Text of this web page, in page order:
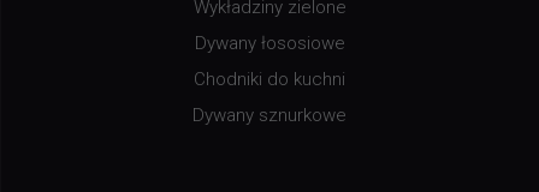
Wykładziny zielone
Dywany łososiowe
Chodniki do kuchni
Dywany sznurkowe